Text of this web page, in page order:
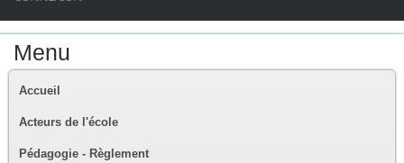
Menu
Accueil
Acteurs de l'école
Pédagogie - Règlement